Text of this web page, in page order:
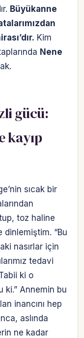
Büyükanne
Kim
Nene
gücü:
kayıp
sıcak bir
toz haline
“Bu
nasırlar için
tedavi
ki o
ki.” Annemin bu
inancını hep
aslında
ne kadar